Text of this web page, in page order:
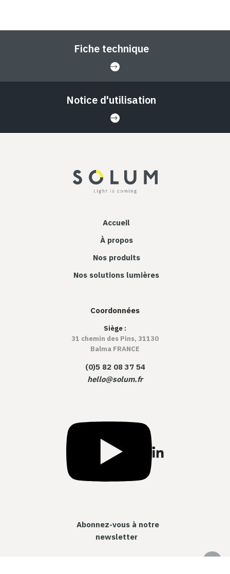
Fiche technique
Notice d'utilisation
Accueil
À propos
Nos produits
Nos solutions lumières
Coordonnées
Siège :
31 chemin des Pins, 31130
Balma FRANCE
(0)5 82 08 37 54
hello@solum.fr
Abonnez-vous à notre
newsletter